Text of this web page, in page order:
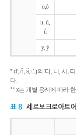
o,ó
u, ú,
ů
y, ý
* d', ň, š, t', j의 '디, 니, 시,
다.
** x는 개별 용례에 따라
표 8 세르보크로아트